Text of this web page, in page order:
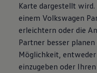
Karte dargestellt wird.
einem Volkswagen
erleichtern oder die
Partner besser
Möglichkeit,
einzugeben oder